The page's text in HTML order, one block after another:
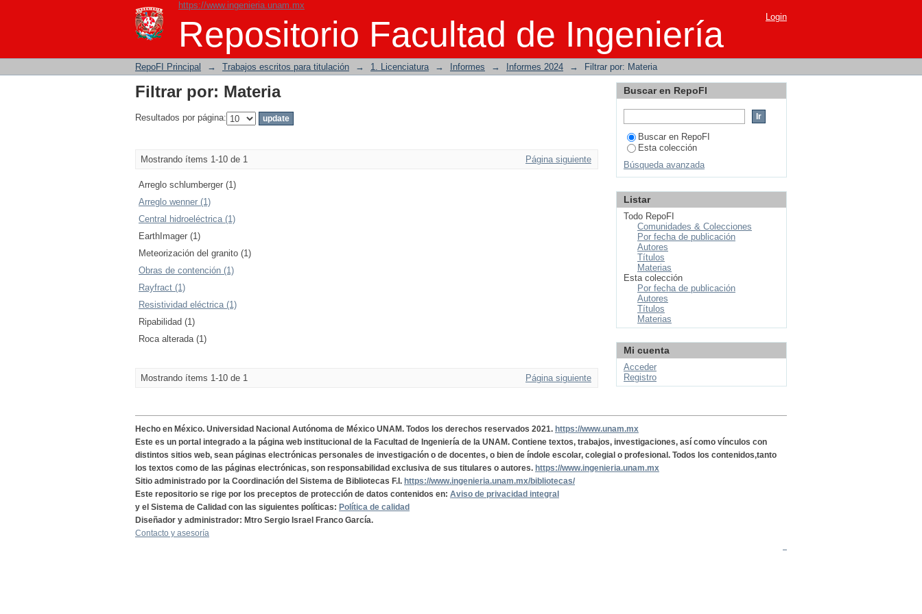
https://www.ingenieria.unam.mx
Repositorio Facultad de Ingeniería
Filtrar por: Materia Login
RepoFI Principal → Trabajos escritos para titulación → 1. Licenciatura → Informes → Informes 2024 → Filtrar por: Materia
Filtrar por: Materia
Resultados por página:
Mostrando ítems 1-10 de 1 Página siguiente
Arreglo schlumberger (1)
Arreglo wenner (1)
Central hidroeléctrica (1)
EarthImager (1)
Meteorización del granito (1)
Obras de contención (1)
Rayfract (1)
Resistividad eléctrica (1)
Ripabilidad (1)
Roca alterada (1)
Mostrando ítems 1-10 de 1 Página siguiente
Buscar en RepoFI
Buscar en RepoFI
Esta colección
Búsqueda avanzada
Listar
Todo RepoFI
Comunidades & Colecciones
Por fecha de publicación
Autores
Títulos
Materias
Esta colección
Por fecha de publicación
Autores
Títulos
Materias
Mi cuenta
Acceder
Registro
Hecho en México. Universidad Nacional Autónoma de México UNAM. Todos los derechos reservados 2021. https://www.unam.mx
Este es un portal integrado a la página web institucional de la Facultad de Ingeniería de la UNAM. Contiene textos, trabajos, investigaciones, así como vínculos con
distintos sitios web, sean páginas electrónicas personales de investigación o de docentes, o bien de índole escolar, colegial o profesional. Todos los contenidos,tanto
los textos como de las páginas electrónicas, son responsabilidad exclusiva de sus titulares o autores. https://www.ingenieria.unam.mx
Sitio administrado por la Coordinación del Sistema de Bibliotecas F.I. https://www.ingenieria.unam.mx/bibliotecas/
Este repositorio se rige por los preceptos de protección de datos contenidos en: Aviso de privacidad integral
y el Sistema de Calidad con las siguientes políticas: Política de calidad
Diseñador y administrador: Mtro Sergio Israel Franco García.
Contacto y asesoría